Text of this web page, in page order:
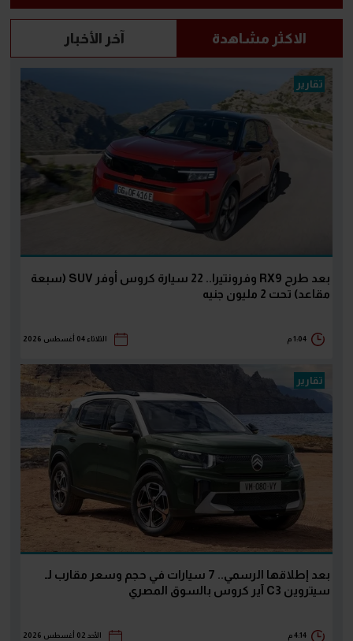
الاكثر مشاهدة آخر الأخبار
تقارير
بعد طرح RX9 وفرونتيرا.. 22 سيارة كروس أوفر SUV (سبعة
مقاعد) تحت 2 مليون جنيه
1:04 م الثلاثاء 04 أغسطس 2026
تقارير
بعد إطلاقها الرسمي.. 7 سيارات في حجم وسعر مقارب لـ
سيتروين C3 آير كروس بالسوق المصري
4:14 م الأحد 02 أغسطس 2026